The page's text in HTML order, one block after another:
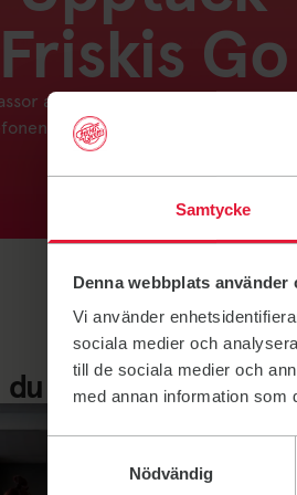
Samtycke
Denna webbplats använder
Vi använder
sociala medier och
till de sociala medier och
med annan information som
Nödvändig
Friskis Go
av träning och inspiration direkt i
oavsett om du är hemma eller
du träna